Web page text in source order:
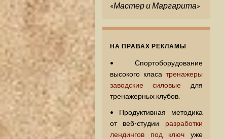
«Мастер и Маргарита»
НА ПРАВАХ РЕКЛАМЫ
• Спортоборудование
высокого класа тренажеры
заводские силовые для
тренажерных клубов.
• Продуктивная методика
от веб-студии разработки
лендингов под ключ уже